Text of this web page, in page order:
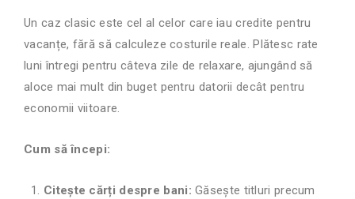
Un caz clasic este cel al celor care iau credite pentru
vacanțe, fără să calculeze costurile reale. Plătesc rate
luni întregi pentru câteva zile de relaxare, ajungând să
aloce mai mult din buget pentru datorii decât pentru
economii viitoare.
Cum să începi:
Citește cărți despre bani: Găsește titluri precum